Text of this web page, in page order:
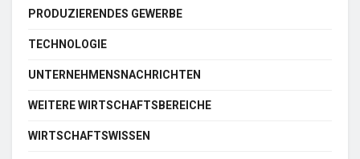
PRODUZIERENDES GEWERBE
TECHNOLOGIE
UNTERNEHMENSNACHRICHTEN
WEITERE WIRTSCHAFTSBEREICHE
WIRTSCHAFTSWISSEN